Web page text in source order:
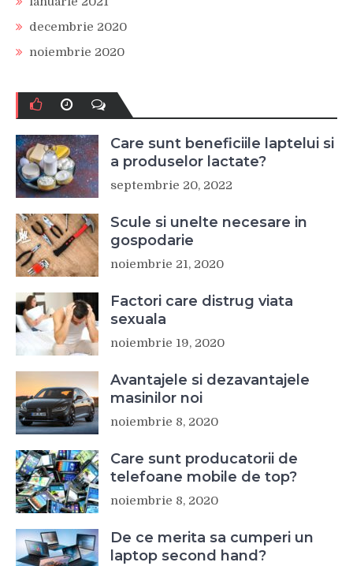
decembrie 2020
noiembrie 2020
Care sunt beneficiile laptelui si
a produselor lactate?
septembrie 20, 2022
Scule si unelte necesare in
gospodarie
noiembrie 21, 2020
Factori care distrug viata
sexuala
noiembrie 19, 2020
Avantajele si dezavantajele
masinilor noi
noiembrie 8, 2020
Care sunt producatorii de
telefoane mobile de top?
noiembrie 8, 2020
De ce merita sa cumperi un
laptop second hand?